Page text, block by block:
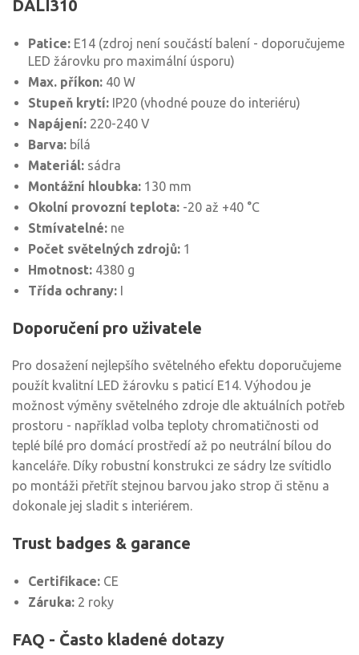
DALI310
Patice: E14 (zdroj není součástí balení - doporučujeme
LED žárovku pro maximální úsporu)
Max. příkon: 40 W
Stupeň krytí: IP20 (vhodné pouze do interiéru)
Napájení: 220-240 V
Barva: bílá
Materiál: sádra
Montážní hloubka: 130 mm
Okolní provozní teplota: -20 až +40 °C
Stmívatelné: ne
Počet světelných zdrojů: 1
Hmotnost: 4380 g
Třída ochrany: I
Doporučení pro uživatele
Pro dosažení nejlepšího světelného efektu doporučujeme
použít kvalitní LED žárovku s paticí E14. Výhodou je
možnost výměny světelného zdroje dle aktuálních potřeb
prostoru - například volba teploty chromatičnosti od
teplé bílé pro domácí prostředí až po neutrální bílou do
kanceláře. Díky robustní konstrukci ze sádry lze svítidlo
po montáži přetřít stejnou barvou jako strop či stěnu a
dokonale jej sladit s interiérem.
Trust badges & garance
Certifikace: CE
Záruka: 2 roky
FAQ - Často kladené dotazy